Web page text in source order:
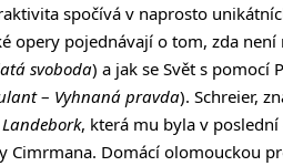
spočívá v naprosto
opery pojednávají o tom, zda není
svoboda) a jak se Svět s pomocí
– Vyhnaná pravda). Schreier,
Landebork, která mu byla v poslední
Cimrmana. Domácí olomouckou